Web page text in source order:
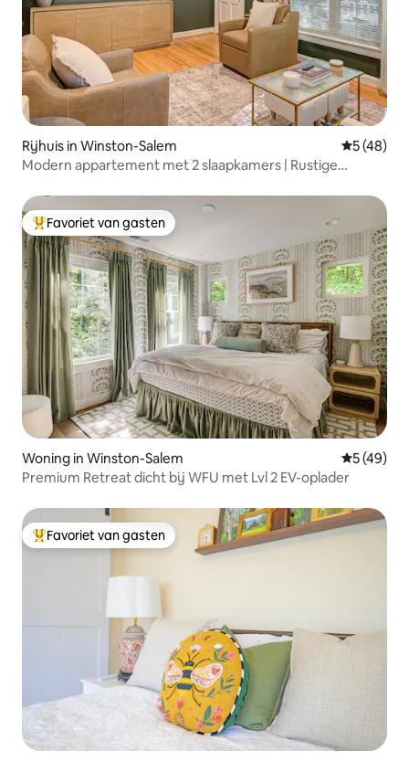
Rijhuis in Winston-Salem
5 (48)
Modern appartement met 2 slaapkamers | Rustige
Topfavoriet van gasten
Favoriet van gasten
Woning in Winston-Salem
5 (49)
Premium Retreat dicht bij WFU met Lvl 2 EV-oplader
Topfavoriet van gasten
Favoriet van gasten